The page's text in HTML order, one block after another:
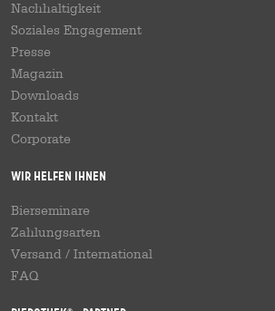
Nachhaltigkeit
Soziales Engagement
Presse
Magazin
Downloads
Kontakt
Corporate
Wir helfen Ihnen
Bierseminare
Zahlungsarten
Versand / International
FAQ